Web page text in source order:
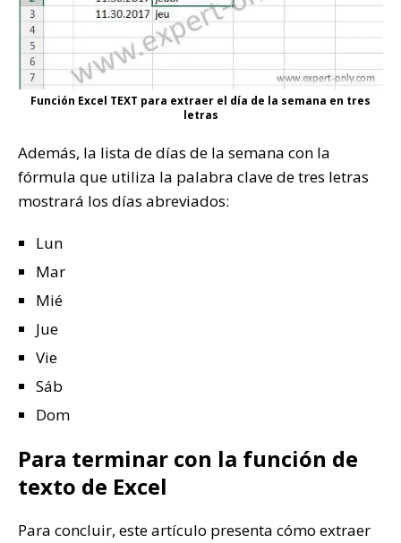
Función Excel TEXT para extraer el día de la semana en tres
letras
Además, la lista de días de la semana con la
fórmula que utiliza la palabra clave de tres letras
mostrará los días abreviados:
Lun
Mar
Mié
Jue
Vie
Sáb
Dom
Para terminar con la función de
texto de Excel
Para concluir, este artículo presenta cómo extraer